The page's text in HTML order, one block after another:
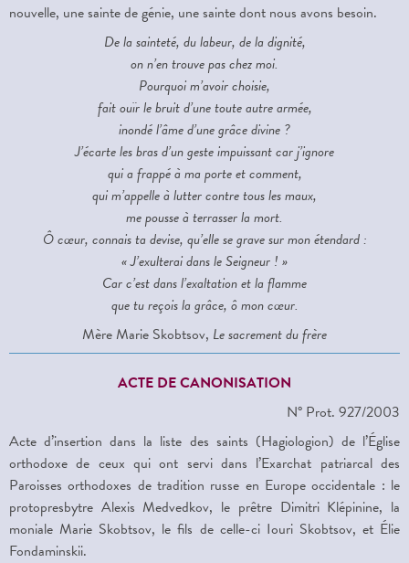
nouvelle, une sainte de génie, une sainte dont nous avons besoin.
De la sainteté, du labeur, de la dignité,
on n’en trouve pas chez moi.
Pourquoi m’avoir choisie,
fait ouïr le bruit d’une toute autre armée,
inondé l’âme d’une grâce divine ?
J’écarte les bras d’un geste impuissant car j’ignore
qui a frappé à ma porte et comment,
qui m’appelle à lutter contre tous les maux,
me pousse à terrasser la mort.
Ô cœur, connais ta devise, qu’elle se grave sur mon étendard :
« J’exulterai dans le Seigneur ! »
Car c’est dans l’exaltation et la flamme
que tu reçois la grâce, ô mon cœur.
Mère Marie Skobtsov, Le sacrement du frère
ACTE DE CANONISATION
N° Prot. 927/2003
Acte d’insertion dans la liste des saints (Hagiologion) de l’Église
orthodoxe de ceux qui ont servi dans l’Exarchat patriarcal des
Paroisses orthodoxes de tradition russe en Europe occidentale : le
protopresbytre Alexis Medvedkov, le prêtre Dimitri Klépinine, la
moniale Marie Skobtsov, le fils de celle-ci Iouri Skobtsov, et Élie
Fondaminskii.